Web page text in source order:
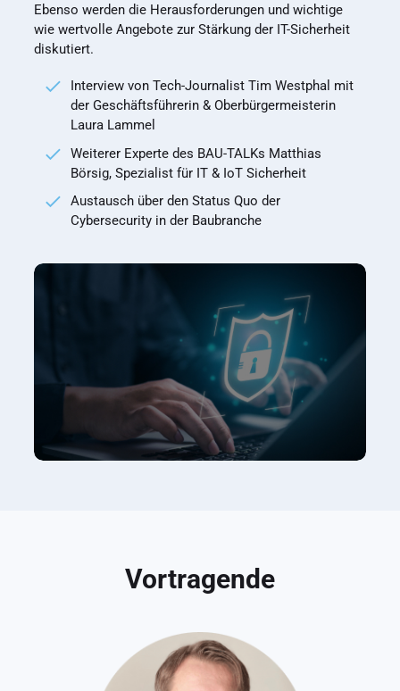
Ebenso werden die Herausforderungen und wichtige
wie wertvolle Angebote zur Stärkung der IT-Sicherheit
diskutiert.
Interview von Tech-Journalist Tim Westphal mit
der Geschäftsführerin & Oberbürgermeisterin
Laura Lammel
Weiterer Experte des BAU-TALKs Matthias
Börsig, Spezialist für IT & IoT Sicherheit
Austausch über den Status Quo der
Cybersecurity in der Baubranche
Vortragende